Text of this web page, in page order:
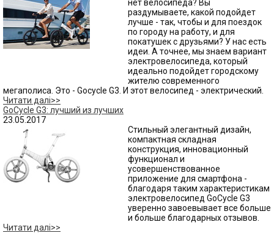
нет велосипеда? Вы
раздумываете, какой подойдет
лучше - так, чтобы и для поездок
по городу на работу, и для
покатушек с друзьями? У нас есть
идеи. А точнее, мы знаем вариант
электровелосипеда, который
идеально подойдет городскому
жителю современного
мегаполиса. Это - Gocycle G3. И этот велосипед - электрический.
Читати далі>>
GoCycle G3: лучший из лучших
23.05.2017
Стильный элегантный дизайн,
компактная складная
конструкция, инновационный
функционал и
усовершенствованное
приложение для смартфона -
благодаря таким характеристикам
электровелосипед GoCycle G3
уверенно завоевывает все больше
и больше благодарных отзывов.
Читати далі>>